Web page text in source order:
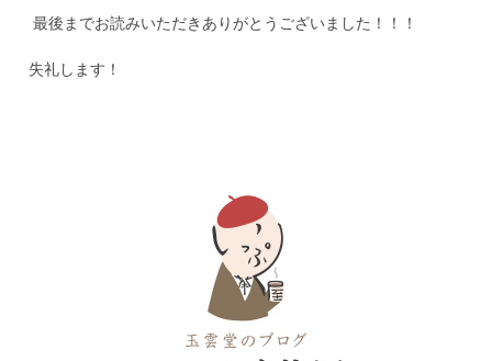
最後までお読みいただきありがとうございました！！！
失礼します！